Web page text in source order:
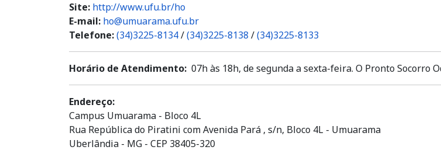
Site: http://www.ufu.br/ho
E-mail: ho@umuarama.ufu.br
Telefone:(34)3225-8134/(34)3225-8138 /(34)3225-8133
Horário de Atendimento 07h às 18h, de segunda a sexta-feira. O Pronto Socorro
Endereço:
Campus Umuarama - Bloco 4L
Rua República do Piratini com Avenida Pará , s/n, Bloco 4L - Umuarama
Uberlândia - MG - CEP 38405-320